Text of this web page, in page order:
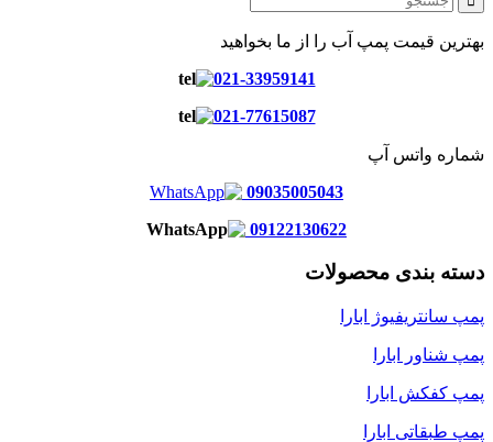
بهترین قیمت پمپ آب را از ما بخواهید
021-33959141
021-77615087
شماره واتس آپ
09035005043
09122130622
دسته بندی محصولات
پمپ سانتریفیوژ ابارا
پمپ شناور ابارا
پمپ کفکش ابارا
پمپ طبقاتی ابارا